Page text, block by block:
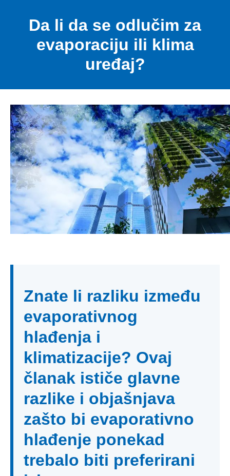
Da li da se odlučim za
evaporaciju ili klima
uređaj?
Znate li razliku između
evaporativnog
hlađenja i
klimatizacije? Ovaj
članak ističe glavne
razlike i objašnjava
zašto bi evaporativno
hlađenje ponekad
trebalo biti preferirani